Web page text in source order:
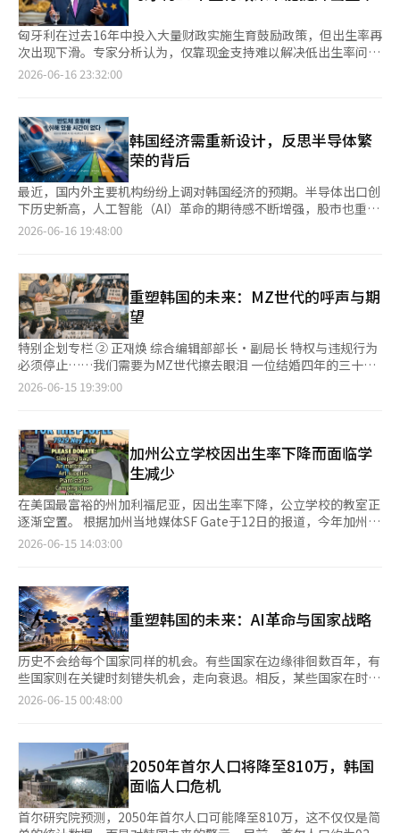
匈牙利在过去16年中投入大量财政实施生育鼓励政策，但出生率再
次出现下滑。专家分析认为，仅靠现金支持难以解决低出生率问
题。 英国BBC在16日（当地时间）分析匈牙利生育政策成效的文
失败的匈牙利夫妇的案例。这对夫妇根据政府的生育鼓励政策承诺
生育两个孩子，并获得了1000万福林（约5000万元人民币）的无
息贷款。 然而，随着未能在承诺期限内生育孩子的可能性增大，
他们面临着除了本金外，还需额外承担150万至350万福林（75万
元至175万元人民币）的罚息。 该制度是匈牙利维克托·欧尔班政
府为解决低出生率问题而推出的代表性生育鼓励政策。已婚异性夫
妻若承诺生育孩子，将获得无息贷款、购房补助、税收减免和购车
补助等支持，若在规定时间内生育承诺的孩子数量，则可减轻还款
息。 自2010年欧尔班政府上任以来，匈牙利开始全面实施这一政
策，旨在解决人口减少问题。当时，欧尔班政府将提高出生率作为
人口政策的核心目标，而非扩大移民。 政策实施初期，出生率确
实有所上升。匈牙利的总生育率从2010年的1.25上升至2020年的
1.59。然而，之后再次转为下滑，2025年匈牙利的总生育率统计
为1.31，与政策实施初期相比几乎没有变化。BBC指出，曾一度被
视为低出生率应对成功案例的匈牙利，近期出生率再次下降。 奥
地利维也纳人口研究所的人口学家托马斯·索博特卡在接受BBC采
出生率下降不仅受到经济因素的影响，还受到对未来的不确定性和
社会不安感的影响。 部分观点认为，匈牙利的政策在一定程度上
减缓了出生率下降的幅度。然而，BBC指出，经济支持可能并不是
决定生育的核心因素。 根据报道，一些匈牙利女性认为，医疗服
务和育儿环境的担忧大于生育补助。居住在布达佩斯并育有孩子的
29岁女性对BBC表示：“教育和医疗体系的改善应优先考虑。”
BBC还介绍了韩国的案例。自2008年以来，韩国在应对低出生率
政策上投入超过400万亿韩元，但总生育率预计在2025年降至
育儿假、公共育儿、灵活工作制和性别平等的照顾文化等社会整体
制度支持对于创造生育友好环境至关重要。 BBC认为，匈牙利的
案例同时展示了生育鼓励政策的效果与局限性。短期的现金支持可
能会提前生育时机，但并未导致长期出生率的反弹。 目前，匈牙
利政府正在对以生育承诺为前提的贷款制度和支持政策进行重新审
视，BBC报道。
2026-06-16 23:32:00
韩国经济需重新设计，反思半导体繁
荣的背后
最近，国内外主要机构纷纷上调对韩国经济的预期。半导体出口创
下历史新高，人工智能（AI）革命的期待感不断增强，股市也重新
焕发活力。政府提高了增长率预期，国际组织也评价韩国经济表现
少，中小企业则诉说人力短缺和成本压力。地方工业园区内空置工
厂增多，年轻人依然为就业和住房问题而烦恼。尽管经济增长率上
升，民众的经济感受却难以改善。 这种现象为何会出现？ 答案其
实很简单。如今，韩国经济并非整体增长，而是半导体在增长。
当今推动韩国经济的最强引擎无疑是半导体产业。三星电子和SK
海力士在全球内存半导体市场中占据主导地位，并在AI时代的核心
部件HBM市场中也具备压倒性竞争力。随着美国AI平台企业的成
长，韩国半导体产业的战略价值愈发提升。 实际上，最近出口增
业。KOSPI的上涨趋势同样以半导体为中心。随着AI革命的开启，
全球资本再次开始关注韩国。 问题在于，半导体的良好表现并不
意味着整个韩国经济的健康。 目前，韩国经济正分为两部分：由
半导体和高科技产业引领的出口经济，以及遭受内需疲软困扰的生
活经济。部分大型企业创下历史最高业绩，但相当多的中小企业和
自营业者却为生存而担忧。首都圈经济在增长，但地方则面临人口
减少和产业空心化的困境。 这就像一艘巨轮的引擎室以最高速度
运转，而客舱各处却出现裂缝。 这种现象在最近的多个经济指标
口在增加，但与就业和内需的联系却比过去更为脆弱。除了半导体
外，制造业的体感经济依然艰难。 韩国经济面临的最大风险正是
这种增长的错觉。 尽管增长率数字看起来不错，但经济体质并未
因此变得健康。相反，特定产业的依赖度越高，经济对外部冲击的
脆弱性就越大。过去，韩国通过造船、钢铁、汽车和半导体等新兴
产业的相继崛起，推动了整体经济的发展。然而，如今半导体的比
重过于庞大。 如果半导体行业出现下滑，会发生什么？如果AI产业
的增长速度放缓或全球供应链发生变化，韩国经济将再次面临增长
产适龄人口减少、低出生率、老龄化和生产率下降等多重因素的共
同作用。过去依靠劳动人口增加和设备投资扩张来推动经济增长的
时代已经结束。 在工业化时代，韩国人口众多。民主化后，生产
率提高。在信息化时代，半导体和信息通信技术产业蓬勃发展。然
而，未来的情况将有所不同。人口在减少，增长潜力在减弱。仅依
2026-06-16 19:48:00
重塑韩国的未来：MZ世代的呼声与期
望
特别企划专栏 ② 正재焕 综合编辑部部长·副局长 特权与违规行为
必须停止……我们需要为MZ世代擦去眼泪 一位结婚四年的三十多
岁女儿是典型的MZ世代。作为父母，我们希望看到她能生下可爱
年前，她在公寓抽签中获胜，明年即将入住，但筹集中期款和尾款
的事情并不容易。生育计划自然被推迟。为了减少生活开支，她和
丈夫双职工，选择在附近跑步锻炼，而不是去健身房。她时常向父
母求助做菜。为了节省租房押金，她计划在接下来的一年里搬到一
处老旧且便宜的宿舍。她说：“等我自己买了房子后，就可以考虑
孩子和还债，过上普通的生活。”这反映了当今年轻人所面临的现
实。 他们的生活并不是因为懒惰或眼高手低而艰难。相反，他们
比任何人都更加努力地生活。他们并不期待特权或特惠，只希望在
背叛了他们的期待。 推迟生育，拼尽全力购房 最近，统计数据显
示，30岁以下购房者在首尔公寓交易市场的比例接近一半，显示出
年轻人的迫切需求。与过去超低利率时期的“拼尽全力”不同，现
在贷款政策收紧，利率也提高。然而，年轻人仍然选择出售股票和
虚拟资产，利用首次购房贷款来购房。这是因为他们担心如果错过
现在的机会，将来将永远无法买房。 韩国银行最近的报告也指
出，房地产价格的上涨加剧了资产的两极分化，削弱了年轻人形成
资产的机会。即使努力学习、就业，获得中上层收入，依然越来越
因，最终也源于此。 然而，今天使MZ世代更加艰难的，不仅仅是
房价。年轻人真正愤怒的时刻，是他们感到自己所依赖的社会系统
并未正常运作。当努力应得回报的信念动摇，公平竞争的信心崩溃
时，年轻人的失望便转化为愤怒。 在6·3地方选举期间，首尔松
坡等多个地区发生的投票用纸不足事件，正是加剧这种不信任的事
件。选举是民主的起点，是公民表达意愿的最基本程序，任何行政
2026-06-15 19:39:00
加州公立学校因出生率下降而面临学
生减少
在美国最富裕的州加利福尼亚，因出生率下降，公立学校的教室正
逐渐空置。 根据加州当地媒体SF Gate于12日的报道，今年加州从
幼儿园到12年级的公立学校在校生人数较去年减少了7.5万人。美
因是美国整体出生率的下降。尽管与韩国、日本等亚洲国家相比，
情况尚未达到危险阶段，但美国人也开始减少生育。根据疾病控制
与预防中心(CDC)的数据，自2007年以来，美国的出生率持续下
降。美国国会专业媒体《The Hill》报道，2024年美国适龄女性的
总生育率将降至1.6，创历史新低。这一持续的出生率下降对公立
学校系统产生了影响。去年，美国的新生儿数量为360万，比2007
年的430万减少了70万。这一减少将在5到6年后直接反映在幼儿园
入学人数上。 这种学生人数减少的趋势在全球IT企业的中心硅谷
外，2022年，旧金山附近的奥克兰一所公立小学因学生人数减少
而关闭，当时家长和当地居民进行了长达4个月的占领抗议。洛杉
矶的伍德罗·威尔逊高中社会教师威廉·查韦斯表示：“自我开始
在这里工作以来，学生人数一直在减少。”他补充道：“虽然每年
变化不大，但随着时间的推移，确实在减少。” 学生人数减少并
非加州独有的现象。由于生活成本上升，许多人迁往南德克萨斯
2026-06-15 14:03:00
重塑韩国的未来：AI革命与国家战略
历史不会给每个国家同样的机会。有些国家在边缘徘徊数百年，有
些国家则在关键时刻错失机会，走向衰退。相反，某些国家在时代
的转折点抓住了新的飞跃机会，成为世界历史的中心。韩国正是后
民主化和全球化迈向发达国家的门槛。进入2000年代后，韩国凭
借半导体和信息通信技术（ICT）迅速崛起，成为全球瞩目的技术
强国。如今，韩国再次站在历史的十字路口。 6·3地方选举已结
束，李在明政府正在准备第二个任期。总理的更换正在推进，朝野
双方都开始讨论领导体制的重组。政治正在重新洗牌。然而，政治
2026-06-15 00:48:00
2050年首尔人口将降至810万，韩国
面临人口危机
首尔研究院预测，2050年首尔人口可能降至810万，这不仅仅是简